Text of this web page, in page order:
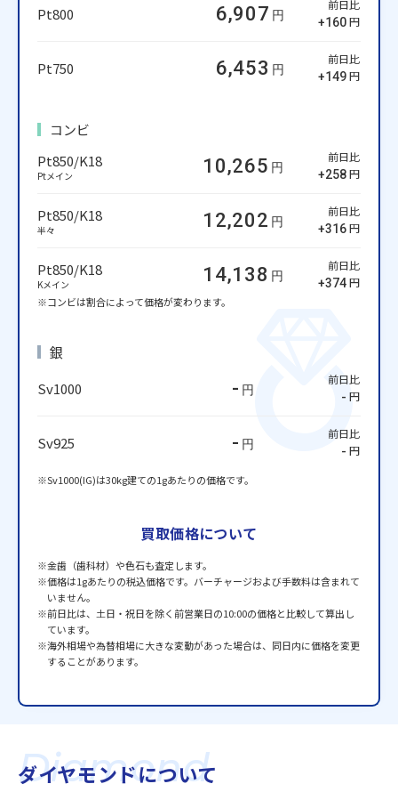
Pt800 6,907 円
前日比
+160円
Pt750 6,453 円
前日比
+149円
コンビ
Pt850/K18
Ptメイン 10,265 円
前日比
+258円
Pt850/K18
半々 12,202 円
前日比
+316円
Pt850/K18
Kメイン 14,138 円
前日比
+374円
※コンビは割合によって価格が変わります。
銀
Sv1000
- 円
前日比
- 円
Sv925 - 円
前日比
- 円
※Sv1000(IG)は30kg建ての1gあたりの価格です。
買取価格について
※金歯（歯科材）や色石も査定します。
※価格は1gあたりの税込価格です。バーチャージおよび手数料は含まれて
いません。
※前日比は、土日・祝日を除く前営業日の10:00の価格と比較して算出し
ています。
※海外相場や為替相場に大きな変動があった場合は、同日内に価格を変更
することがあります。
ダイヤモンドについて
Diamond